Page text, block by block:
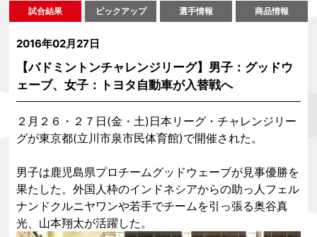
試合結果 ピックアップ 選手情報 商品情報
2016年02月27日
【バドミントンチャレンジリーグ】男子：グッドウ
ェーブ、女子：トヨタ自動車が入替戦へ
２月２６・２７日(金・土)日本リーグ・チャレンジリー
グが東京都(立川市泉市民体育館)で開催された。
男子は鹿児島県プロチームグッドウェーブが見事優勝を
果たした。外国人枠のインドネシアからの助っ人フェル
ナンドクルニヤワンや若手でチームを引っ張る奥谷真
光、山本翔太が活躍した。